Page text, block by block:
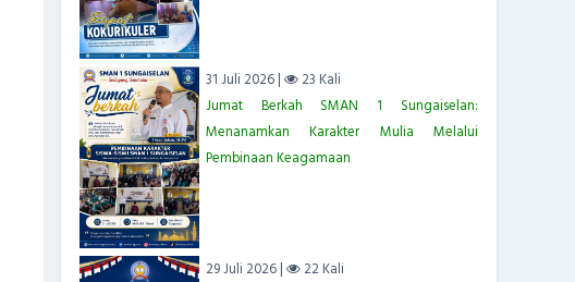
31 Juli 2026 |
23 Kali
Jumat Berkah SMAN 1 Sungaiselan:
Menanamkan Karakter Mulia Melalui
Pembinaan Keagamaan
29 Juli 2026 |
22 Kali